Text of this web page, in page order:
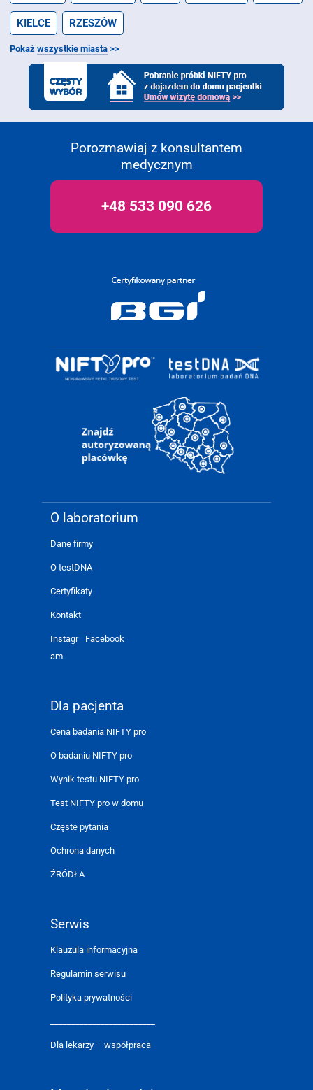
KIELCE RZESZÓW
Pokaż wszystkie miasta >>
Porozmawiaj z konsultantem
medycznym
+48 533 090 626
O laboratorium
Dane firmy
O testDNA
Certyfikaty
Kontakt
Instagr
am
Facebook
Dla pacjenta
Cena badania NIFTY pro
O badaniu NIFTY pro
Wynik testu NIFTY pro
Test NIFTY pro w domu
Częste pytania
Ochrona danych
ŹRÓDŁA
Serwis
Klauzula informacyjna
Regulamin serwisu
Polityka prywatności
Dla lekarzy – współpraca